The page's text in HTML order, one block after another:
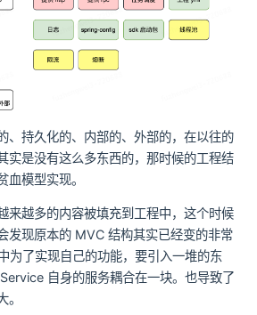
、持久化的、内部的、外部的，在以往的
实是没有这么多东西的，那时候的工程结
模型实现。
来越多的内容被填充到工程中，这个时候
发现原本的 MVC 结构其实已经变的非常
为了实现自己的功能，要引入一堆的东
自身的服务耦合在一块。也导致了